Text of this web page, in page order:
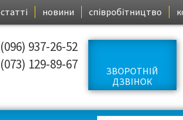
статті новини співробітництво
(096) 937-26-52
(073) 129-89-67
ЗВОРОТНІЙ
ДЗВІНОК